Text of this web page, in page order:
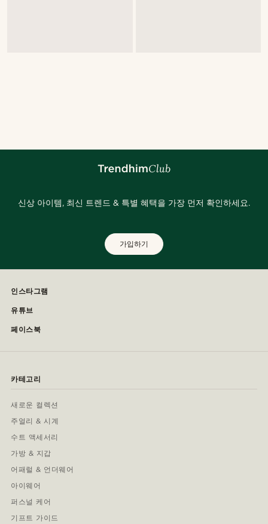
신상 아이템, 최신 트렌드 & 특별 혜택을 가장 먼저 확인하세요.
가입하기
인스타그램
유튜브
페이스북
카테고리
새로운 컬렉션
주얼리 & 시계
수트 액세서리
가방 & 지갑
어패럴 & 언더웨어
아이웨어
퍼스널 케어
기프트 가이드